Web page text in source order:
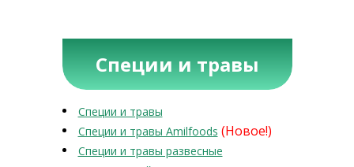
Специи и травы
Специи и травы
Специи и травы Amilfoods (Новое!)
Специи и травы развесные